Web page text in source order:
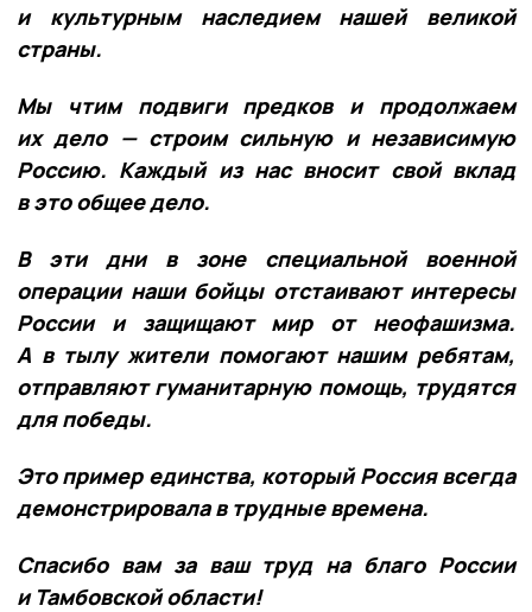
и культурным наследием нашей великой
страны.
Мы чтим подвиги предков и продолжаем
их дело — строим сильную и независимую
Россию. Каждый из нас вносит свой вклад
в это общее дело.
В эти дни в зоне специальной военной
операции наши бойцы отстаивают интересы
России и защищают мир от неофашизма.
А в тылу жители помогают нашим ребятам,
отправляют гуманитарную помощь, трудятся
для победы.
Это пример единства, который Россия всегда
демонстрировала в трудные времена.
Спасибо вам за ваш труд на благо России
и Тамбовской области!